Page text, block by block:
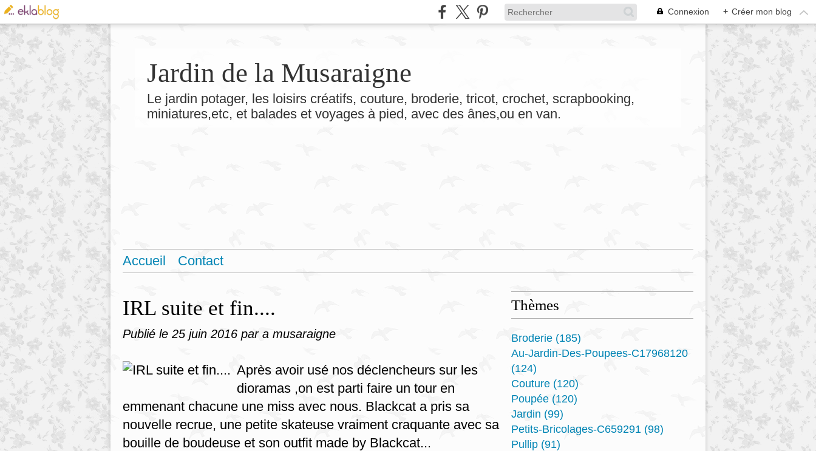
Connexion + Créer mon blog
Jardin de la Musaraigne
Le jardin potager, les loisirs créatifs, couture, broderie, tricot, crochet, scrapbooking,
miniatures,etc, et balades et voyages à pied, avec des ânes,ou en van.
Accueil Contact
IRL suite et fin....
Publié le 25 juin 2016 par a musaraigne
Après avoir usé nos déclencheurs sur les
dioramas ,on est parti faire un tour en
emmenant chacune une miss avec nous. Blackcat a pris sa
nouvelle recrue, une petite skateuse vraiment craquante avec sa
bouille de boudeuse et son outfit made by Blackcat...
Thèmes
Broderie (185)
Au-Jardin-Des-Poupees-C17968120
(124)
Couture (120)
Poupée (120)
Jardin (99)
Petits-Bricolages-C659291 (98)
Pullip (91)